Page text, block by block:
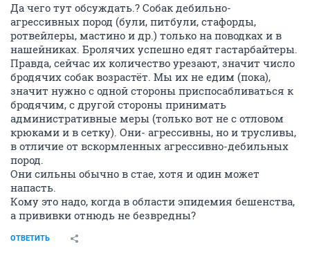
Да чего тут обсуждать.? Собак дебильно-
агрессивных пород (були, питбули, стафорды,
ротвейлеры, мастино и др.) только на поводках и в
нашейниках. Бролячих успешно едят гастарбайтеры.
Правда, сейчас их количество урезают, значит число
бродячих собак возрастёт. Мы их не едим (пока),
значит нужно с одной стороны приспосабливаться к
бродячим, с другой стороны принимать
административные меры (только вот не с отловом
крюками и в сетку). Они- агрессивны, но и трусливы,
в отличие от вскормленных агрессивно-дебильных
пород.
Они сильны обычно в стае, хотя и один может
напасть.
Кому это надо, когда в области эпидемия бешенства,
а прививки отнюдь не безвредны?
ОТВЕТИТЬ